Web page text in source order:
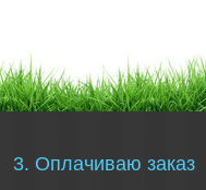
3. Оплачиваю заказ